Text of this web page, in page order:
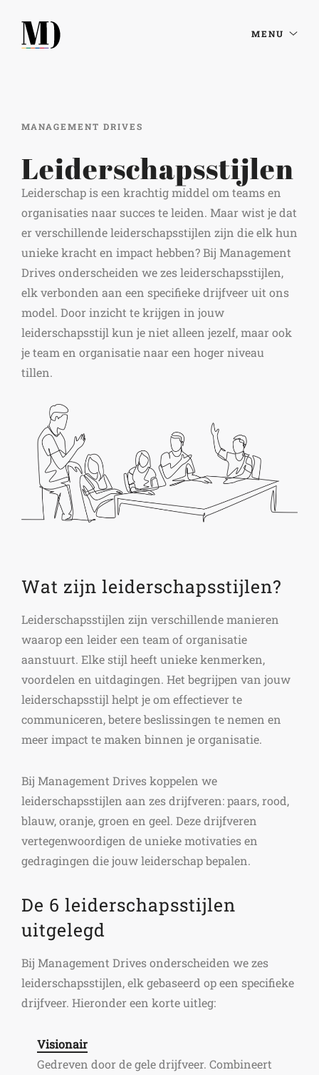
MENU
MANAGEMENT DRIVES
Leiderschapsstijlen
Leiderschap is een krachtig middel om teams en
organisaties naar succes te leiden. Maar wist je dat
er verschillende leiderschapsstijlen zijn die elk hun
unieke kracht en impact hebben? Bij Management
Drives onderscheiden we zes leiderschapsstijlen,
elk verbonden aan een specifieke drijfveer uit ons
model. Door inzicht te krijgen in jouw
leiderschapsstijl kun je niet alleen jezelf, maar ook
je team en organisatie naar een hoger niveau
tillen.
Wat zijn leiderschapsstijlen?
Leiderschapsstijlen zijn verschillende manieren
waarop een leider een team of organisatie
aanstuurt. Elke stijl heeft unieke kenmerken,
voordelen en uitdagingen. Het begrijpen van jouw
leiderschapsstijl helpt je om effectiever te
communiceren, betere beslissingen te nemen en
meer impact te maken binnen je organisatie.
Bij Management Drives koppelen we
leiderschapsstijlen aan zes drijfveren: paars, rood,
blauw, oranje, groen en geel. Deze drijfveren
vertegenwoordigen de unieke motivaties en
gedragingen die jouw leiderschap bepalen.
De 6 leiderschapsstijlen
uitgelegd
Bij Management Drives onderscheiden we zes
leiderschapsstijlen, elk gebaseerd op een specifieke
drijfveer. Hieronder een korte uitleg:
Visionair
Gedreven door de gele drijfveer. Combineert